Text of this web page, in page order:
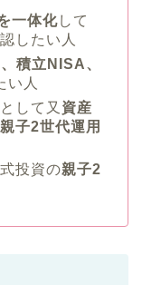
一体化して
したい人
積立NISA、
い人
として又 資産
親子2世代運用
投資の親子2